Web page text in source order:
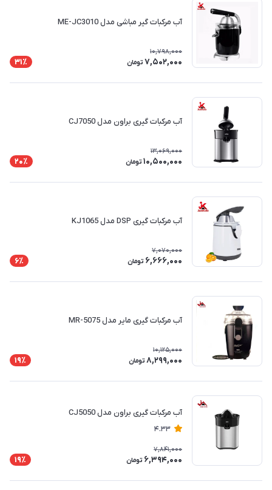
آب مرکبات گیر مباشی مدل ME-JC3010
10,798,000
7,502,000 تومان 31٪
آب مرکبات گیری براون مدل CJ7050
13,069,000
10,500,000 تومان 20٪
آب مرکبات گیری DSP مدل KJ1065
7,070,000
6,666,000 تومان 6٪
آب مرکبات گیری مایر مدل MR-5075
10,125,000
8,299,000 تومان 19٪
آب مرکبات گیری براون مدل CJ5050
4.33
7,841,000
6,394,000 تومان 19٪